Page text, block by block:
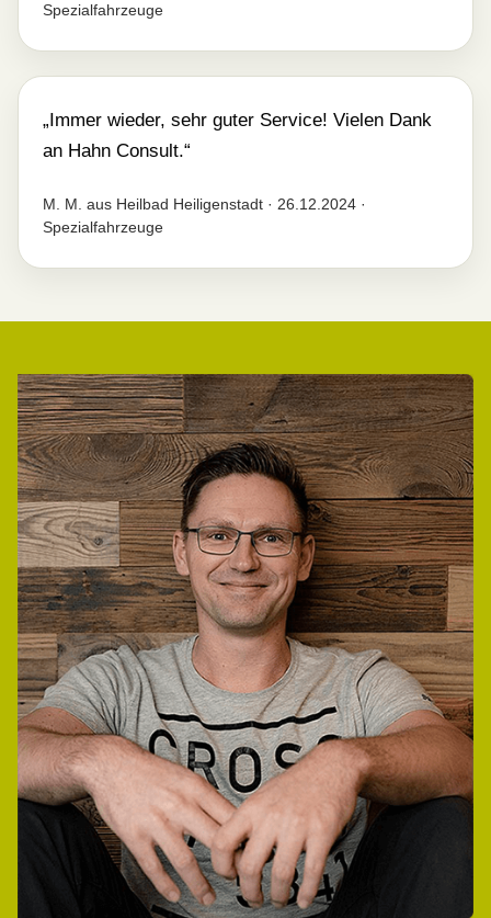
Spezialfahrzeuge
„Immer wieder, sehr guter Service! Vielen Dank
an Hahn Consult.“
M. M. aus Heilbad Heiligenstadt · 26.12.2024 ·
Spezialfahrzeuge
BEI MIR BLEIBT ES PERSÖNLICH
Steht Dein
Spezialfahrzeug
schon auf dem Hof?